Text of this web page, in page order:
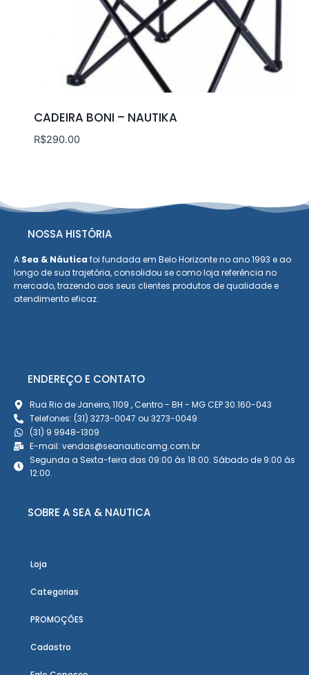
CADEIRA BONI – NAUTIKA
R$290.00
NOSSA HISTÓRIA
A Sea & Náutica foi fundada em Belo Horizonte no ano 1993 e ao
longo de sua trajetória, consolidou se como loja referência no
mercado, trazendo aos seus clientes produtos de qualidade e
atendimento eficaz.
ENDEREÇO E CONTATO
Rua Rio de Janeiro, 1109 , Centro - BH - MG CEP 30.160-043
Telefones: (31) 3273-0047 ou 3273-0049
(31) 9 9948-1309
E-mail: vendas@seanauticamg.com.br
Segunda a Sexta-feira das 09:00 às 18:00. Sábado de 9:00 às
12:00.
SOBRE A SEA & NAUTICA
Loja
Categorias
PROMOÇÕES
Cadastro